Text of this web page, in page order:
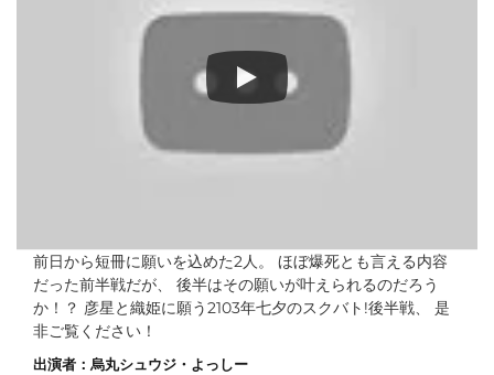
前日から短冊に願いを込めた2人。 ほぼ爆死とも言える内容
だった前半戦だが、 後半はその願いが叶えられるのだろう
か！？ 彦星と織姫に願う2103年七夕のスクバト!後半戦、 是
非ご覧ください！
出演者： 烏丸シュウジ・よっしー